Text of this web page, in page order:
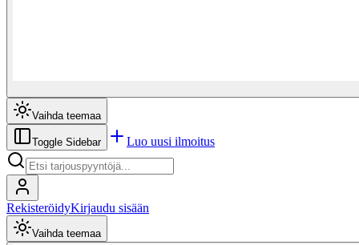
Vaihda teemaa
Toggle Sidebar Luo uusi ilmoitus
RekisteröidyKirjaudu sisään
Vaihda teemaa